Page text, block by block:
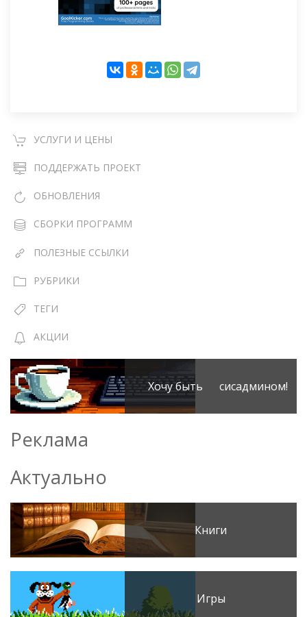
УСЛУГИ И ЦЕНЫ
ПОДДЕРЖАТЬ ПРОЕКТ
ОБНОВЛЕНИЯ
СБОРКИ ПРОГРАММ
ПОЛЕЗНЫЕ ССЫЛКИ
РУБРИКИ
ТЕГИ
АКЦИИ
Хочу быть сисадмином!
Реклама
Актуально
Книги
Игры